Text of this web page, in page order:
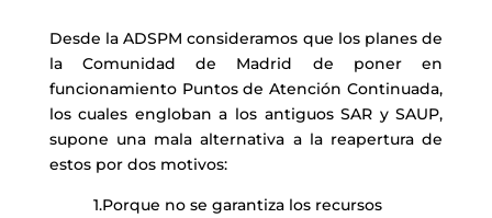
Desde la ADSPM consideramos que los planes de
la Comunidad de Madrid de poner en
funcionamiento Puntos de Atención Continuada,
los cuales engloban a los antiguos SAR y SAUP,
supone una mala alternativa a la reapertura de
estos por dos motivos:
1.Porque no se garantiza los recursos